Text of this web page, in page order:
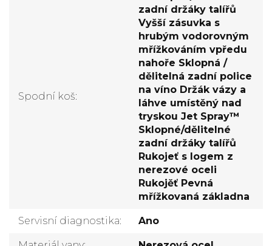
Spodní koš:
zadní držáky talířů
Vyšší zásuvka s
hrubým vodorovným
mřížkováním vpředu
nahoře Sklopná /
dělitelná zadní police
na víno Držák vázy a
láhve umístěný nad
tryskou Jet Spray™
Sklopné/dělitelné
zadní držáky talířů
Rukojeť s logem z
nerezové oceli
Rukojěť Pevná
mřížkovaná základna
Servisní diagnostika: Ano